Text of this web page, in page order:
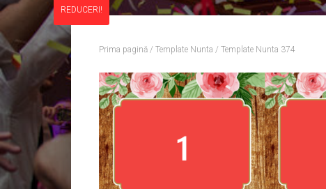
REDUCERI!
Prima pagină / Template Nunta / Template Nunta 374